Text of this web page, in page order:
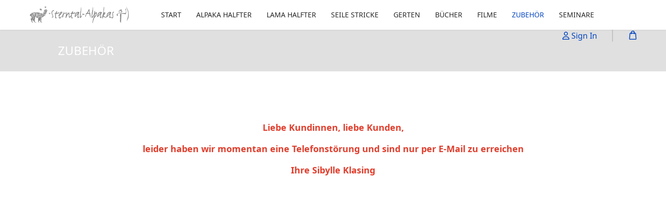
START ALPAKA HALFTER LAMA HALFTER SEILE STRICKE GERTEN BÜCHER FILME ZUBEHÖR SEMINARE
Sign In
ZUBEHÖR
Liebe Kundinnen, liebe Kunden,
leider haben wir momentan eine Telefonstörung und sind nur per E-Mail zu erreichen
Ihre Sibylle Klasing